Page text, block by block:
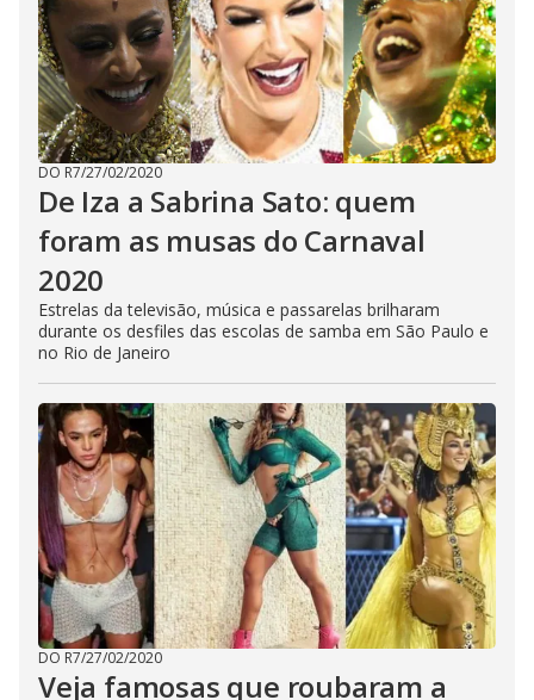
DO R7/27/02/2020
De Iza a Sabrina Sato: quem
foram as musas do Carnaval
2020
Estrelas da televisão, música e passarelas brilharam
durante os desfiles das escolas de samba em São Paulo e
no Rio de Janeiro
DO R7/27/02/2020
Veja famosas que roubaram a